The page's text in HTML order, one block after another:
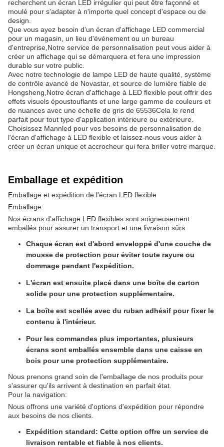
recherchent un écran LED irrégulier qui peut être façonné et
moulé pour s'adapter à n'importe quel concept d'espace ou de
design.
Que vous ayez besoin d'un écran d'affichage LED commercial
pour un magasin, un lieu d'événement ou un bureau
d'entreprise,Notre service de personnalisation peut vous aider à
créer un affichage qui se démarquera et fera une impression
durable sur votre public.
Avec notre technologie de lampe LED de haute qualité, système
de contrôle avancé de Novastar, et source de lumière fiable de
Hongsheng,Notre écran d'affichage à LED flexible peut offrir des
effets visuels époustouflants et une large gamme de couleurs et
de nuances avec une échelle de gris de 65536Cela le rend
parfait pour tout type d'application intérieure ou extérieure.
Choisissez Mannled pour vos besoins de personnalisation de
l'écran d'affichage à LED flexible et laissez-nous vous aider à
créer un écran unique et accrocheur qui fera briller votre marque.
Emballage et expédition
Emballage et expédition de l'écran LED flexible
Emballage:
Nos écrans d'affichage LED flexibles sont soigneusement
emballés pour assurer un transport et une livraison sûrs.
Chaque écran est d'abord enveloppé d'une couche de
mousse de protection pour éviter toute rayure ou
dommage pendant l'expédition.
L'écran est ensuite placé dans une boîte de carton
solide pour une protection supplémentaire.
La boîte est scellée avec du ruban adhésif pour fixer le
contenu à l'intérieur.
Pour les commandes plus importantes, plusieurs
écrans sont emballés ensemble dans une caisse en
bois pour une protection supplémentaire.
Nous prenons grand soin de l'emballage de nos produits pour
s'assurer qu'ils arrivent à destination en parfait état.
Pour la navigation:
Nous offrons une variété d'options d'expédition pour répondre
aux besoins de nos clients.
Expédition standard: Cette option offre un service de
livraison rentable et fiable à nos clients.